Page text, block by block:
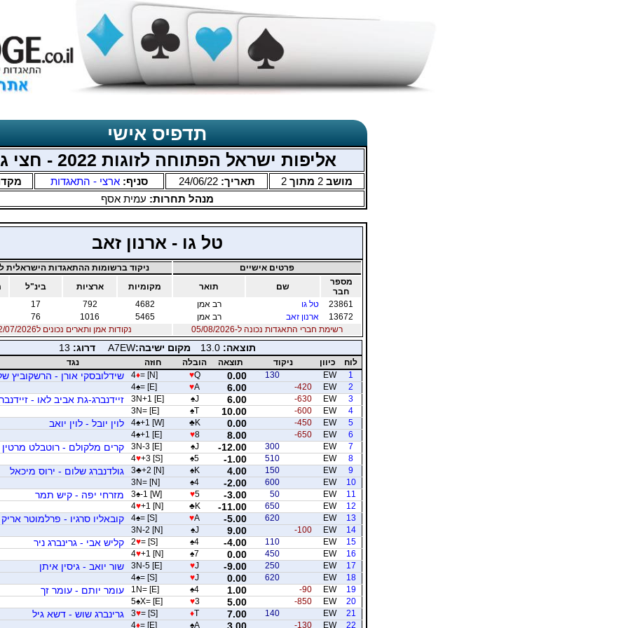
תדפיס אישי
אליפות ישראל הפתוחה לזוגות 2022 - חצי גמר
מושב 2 מתוך 2 תאריך:24/06/22 סניף: ארצי - התאגדות
מנהל תחרות: עמית אסף
טל גו - ארנון זאב
פרטים אישיים
ניקוד ברשומות ההתאגדות הישראלית
מספר
חבר
שם תואר מקומיות ארציות בינ"ל
23861
טל גו רב אמן 4682
792
17
13672
ארנון זאב רב אמן 5465
1016
76
רשימת חברי התאגדות נכונה ל-05/08/2026
נקודות אמן ותארים נכונים ל12/07/2026
תוצאה:13.0 מקום ישיבה:A7EW דרוג: 13
לוח כיוון ניקוד תוצאה הובלה חוזה
נגד
1
EW
130
0.00
♥Q
4♦= [N] שידלובסקי אורן - הרשקוביץ
2
EW
-420
6.00
♥A
4♠= [E]
3
EW
-630
6.00
♠J
3N+1 [E] זיידנברג-גת אביב לאו -
4
EW
-600
10.00
♠T
3N= [E]
5
EW
-450
0.00
♣K
4♠+1 [W] לוין יובל - לוין יואב
6
EW
-650
8.00
♥8
4♠+1 [E]
7
EW
300
-12.00
♠J
3N-3 [E] קרים מלקולם - רוטבלט מרטין
8
EW
510
-1.00
♠5
4♥+3 [S]
9
EW
150
4.00
♠K
3♣+2 [N] גולדנברג שלום - ירוס מיכאל
10
EW
600
-2.00
♠4
3N= [N]
11
EW
50
-3.00
♥5
3♠-1 [W] מזרחי יפה - קיש תמר
12
EW
650
-11.00
♣K
4♥+1 [N]
13
EW
620
-5.00
♥A
4♠= [S] קובאליו סרגיו - פרלמוטר אריק
14
EW
-100
9.00
♠J
3N-2 [N]
15
EW
110
-4.00
♠4
2♥= [S] קליש אבי - גרינברג ניר
16
EW
450
0.00
♠7
4♥+1 [N]
17
EW
250
-9.00
♥J
3N-5 [E] שור יואב - גיסין איתן
18
EW
620
0.00
♥J
4♠= [S]
19
EW
-90
1.00
♠4
1N= [E] עומר יותם - עומר זך
20
EW
-850
5.00
♥3
5♠X= [E]
21
EW
140
7.00
♦T
3♥= [S] גרינברג שוש - דשא גיל
22
EW
-130
3.00
♠A
4♦= [E]